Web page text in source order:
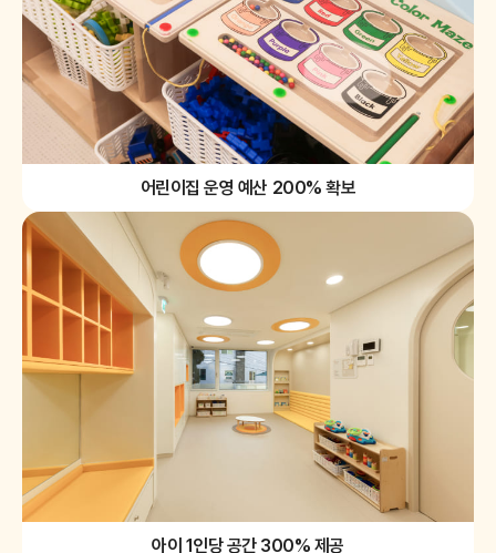
어린이집 운영 예산 200% 확보
아이 1인당 공간 300% 제공